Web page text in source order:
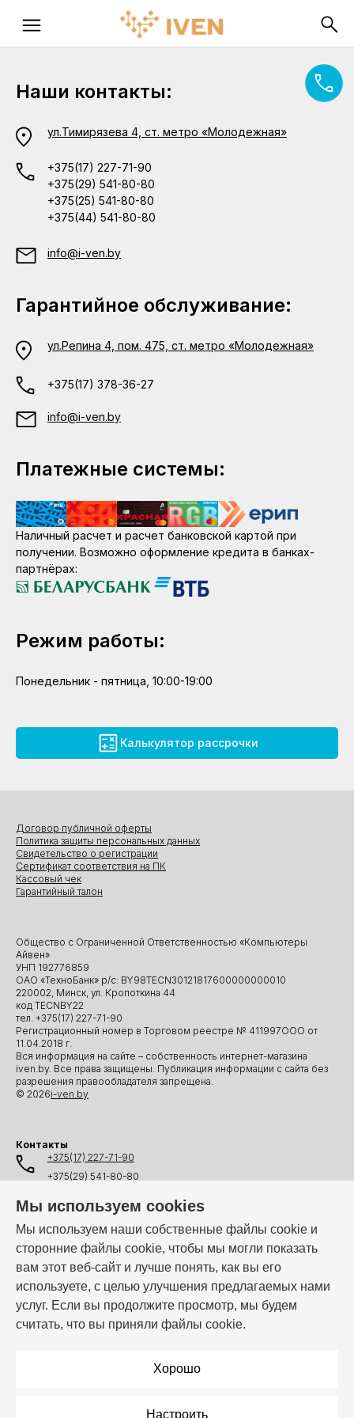
Мы используем cookies
Мы используем наши собственные файлы cookie и
сторонние файлы cookie, чтобы мы могли показать
вам этот веб-сайт и лучше понять, как вы его
используете, с целью улучшения предлагаемых нами
услуг. Если вы продолжите просмотр, мы будем
считать, что вы приняли файлы cookie.
Хорошо
Настроить
Наши контакты:
ул.Тимирязева 4, ст. метро «Молодежная»
+375(17) 227-71-90
+375(29) 541-80-80
+375(25) 541-80-80
+375(44) 541-80-80
info@i-ven.by
Гарантийное обслуживание:
ул.Репина 4, пом. 475, ст. метро «Молодежная»
+375(17) 378-36-27
info@i-ven.by
Платежные системы:
Наличный расчет и расчет банковской картой при
получении. Возможно оформление кредита в банках-
партнёрах:
Режим работы:
Понедельник - пятница, 10:00-19:00
Калькулятор рассрочки
Общество с Ограниченной Ответственностью «Компьютеры
Айвен»
УНП 192776859
ОАО «ТехноБанк» р/с: BY98TECN30121817600000000010
220002, Минск, ул. Кропоткина 44
код TECNBY22
тел. +375(17) 227-71-90
Регистрационный номер в Торговом реестре № 411997ООО от
11.04.2018 г.
Вся информация на сайте – собственность интернет-магазина
iven.by. Все права защищены. Публикация информации с сайта без
разрешения правообладателя запрещена.
© 2026i-ven.by
Договор публичной оферты
Политика защиты персональных данных
Свидетельство о регистрации
Сертификат соответствия на ПК
Кассовый чек
Гарантийный талон
Контакты
+375(17) 227-71-90
+375(29) 541-80-80
+375(44) 541-80-80
info@i-ven.by
Мы в мессенджерах:
Режим работы: Пн–Пт: 10:00 – 19:00